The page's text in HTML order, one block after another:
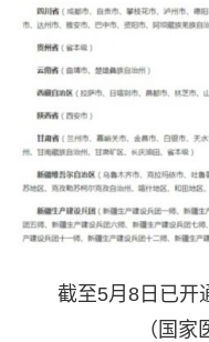
截至5月8日已开通
（国家